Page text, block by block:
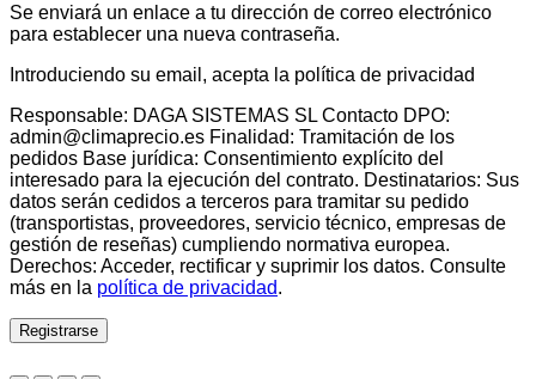
Se enviará un enlace a tu dirección de correo electrónico
para establecer una nueva contraseña.
Introduciendo su email, acepta la política de privacidad
Responsable: DAGA SISTEMAS SL Contacto DPO:
admin@climaprecio.es Finalidad: Tramitación de los
pedidos Base jurídica: Consentimiento explícito del
interesado para la ejecución del contrato. Destinatarios: Sus
datos serán cedidos a terceros para tramitar su pedido
(transportistas, proveedores, servicio técnico, empresas de
gestión de reseñas) cumpliendo normativa europea.
Derechos: Acceder, rectificar y suprimir los datos. Consulte
más en la política de privacidad.
Registrarse